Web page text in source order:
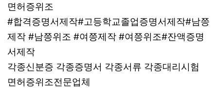
면허증위조
#합격증명서제작#고등학교졸업증명서제작#남쯩
제작 #남쯩위조 #여쯩제작 #여쯩위조#잔액증명
서제작
각종신분증 각종증명서 각종서류 각종대리시험
면허증위조전문업체